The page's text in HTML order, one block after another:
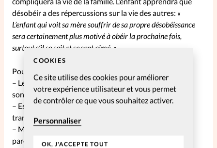
COOKIES
Ce site utilise des cookies pour améliorer
votre expérience utilisateur et vous permet
de contrôler ce que vous souhaitez activer.
Personnaliser
OK, J'ACCEPTE TOUT
désobéir a des répercussions sur la vie des autres: «
L’enfant qui voit sa mère souffrir de sa propre désobéissance
sera certainement plus motivé à obéir la prochaine fois,
surtout s’il se sait et se sent aimé. »
Pour aller plus loin :
– Les règles de la maison sont-elles décidées en couple,
sont-elles raisonnables et connues de tous?
– Est-ce que les punitions sont en lien avec la
transgression de l’enfant?
– Mes enfants me voient-ils honorer mes
parents ou d’autres personnes ?